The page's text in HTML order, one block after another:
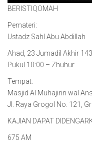
BERISTIQOMAH
Pemateri:
Ustadz Sahl Abu Abdillah
Ahad, 23 Jumadil Akhir
Pukul 10:00 – Zhuhur
Tempat:
Masjid Al Muhajirin wal
Jl. Raya Grogol No. 121,
KAJIAN DAPAT
675 AM